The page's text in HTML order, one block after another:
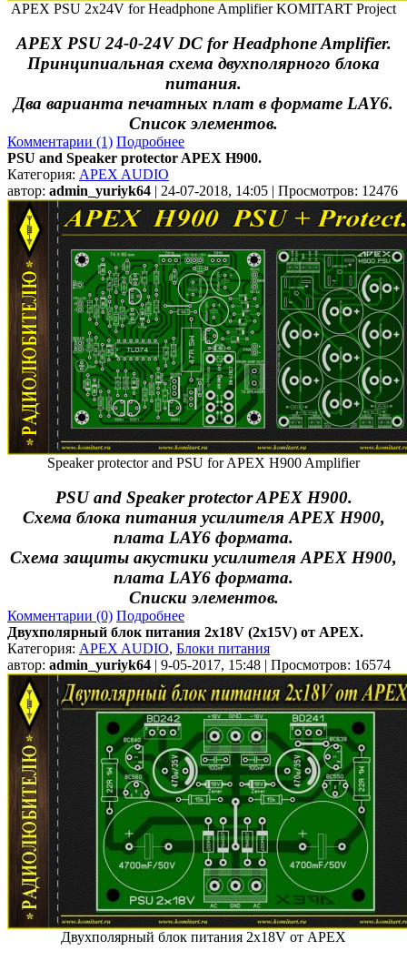
APEX PSU 2x24V for Headphone Amplifier KOMITART Project
APEX PSU 24-0-24V DC for Headphone Amplifier.
Принципиальная схема двухполярного блока
питания.
Два варианта печатных плат в формате LAY6.
Список элементов.
Комментарии (1) Подробнее
PSU and Speaker protector APEX H900.
Категория: APEX AUDIO
автор: admin_yuriyk64 | 24-07-2018, 14:05 | Просмотров: 12476
Speaker protector and PSU for APEX H900 Amplifier
PSU and Speaker protector APEX H900.
Схема блока питания усилителя APEX H900,
плата LAY6 формата.
Схема защиты акустики усилителя APEX H900,
плата LAY6 формата.
Списки элементов.
Комментарии (0) Подробнее
Двухполярный блок питания 2х18V (2x15V) от APEX.
Категория: APEX AUDIO, Блоки питания
автор: admin_yuriyk64 | 9-05-2017, 15:48 | Просмотров: 16574
Двухполярный блок питания 2х18V от APEX